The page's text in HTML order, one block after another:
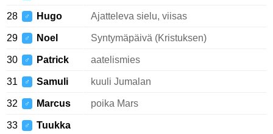
28 ♂ Hugo Ajatteleva sielu, viisas
29 ♂ Noel Syntymäpäivä (Kristuksen)
30 ♂ Patrick aatelismies
31 ♂ Samuli kuuli Jumalan
32 ♂ Marcus poika Mars
33 ♂ Tuukka